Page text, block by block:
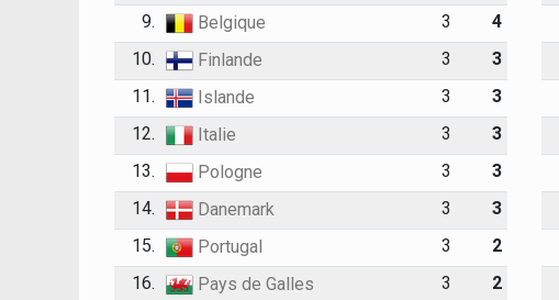
9.
Belgique 3
4
10.
Finlande 3
3
11.
Islande 3
3
12.
Italie 3
3
13.
Pologne 3
3
14.
Danemark 3
3
15.
Portugal 3
2
16.
Pays de Galles 3
2